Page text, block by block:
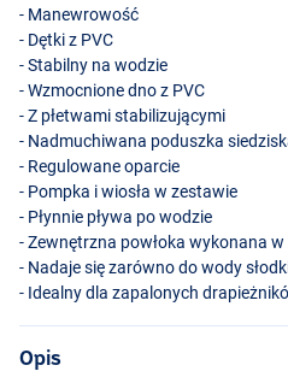
2-
- Manewrowość
- Dętki z PVC
- Stabilny na wodzie
- Wzmocnione dno z PVC
- Z płetwami stabilizującymi
- Nadmuchiwana poduszka
- Regulowane oparcie
- Pompka i wiosła w zestawie
- Płynnie pływa po wodzie
- Zewnętrzna powłoka wykonana
- Nadaje się zarówno do wody
- Idealny dla zapalonych
Opis